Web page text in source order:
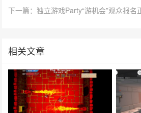
相关文章